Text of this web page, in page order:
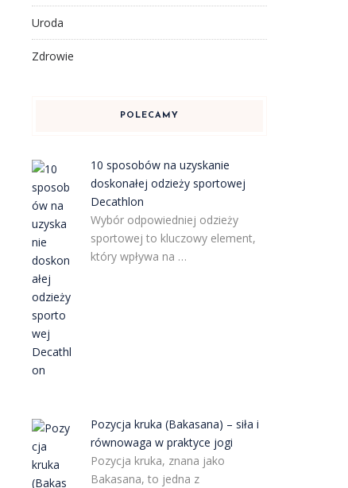
Uroda
Zdrowie
POLECAMY
10 sposobów na uzyskanie
doskonałej odzieży sportowej
Decathlon
Wybór odpowiedniej odzieży
sportowej to kluczowy element,
który wpływa na …
Pozycja kruka (Bakasana) – siła i
równowaga w praktyce jogi
Pozycja kruka, znana jako
Bakasana, to jedna z